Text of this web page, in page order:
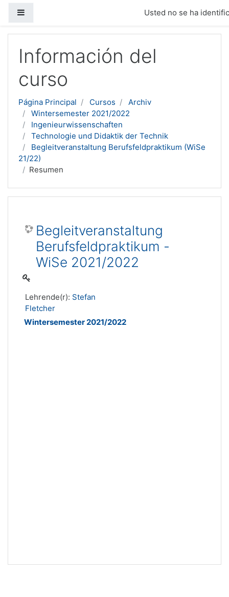
Usted no se ha
Información del
curso
Página Principal Cursos
Archiv
Wintersemester 2021/2022
Ingenieurwissenschaften
Technologie und Didaktik der Technik
Begleitveranstaltung Berufsfeldpraktikum (WiSe
21/22)
Resumen
Begleitveranstaltung
Berufsfeldpraktikum -
WiSe 2021/2022
Lehrende(r): Stefan
Fletcher
Wintersemester 2021/2022